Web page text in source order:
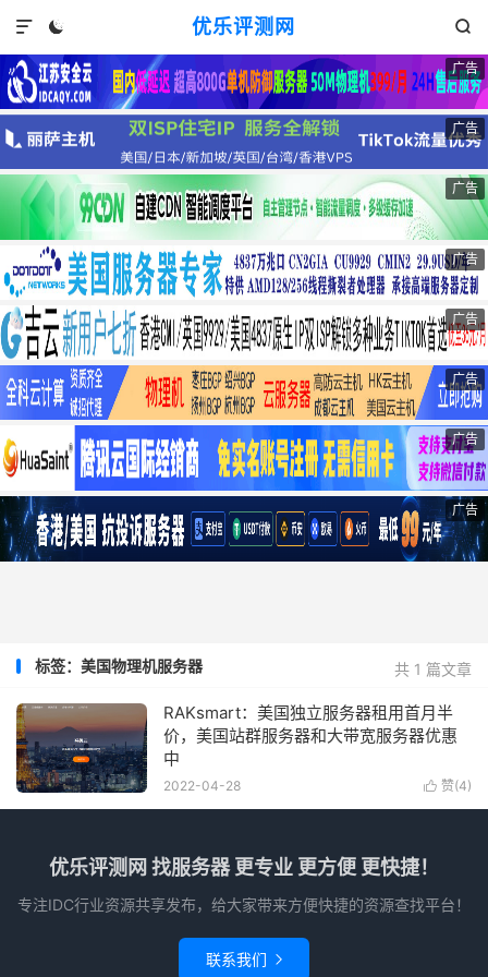
优乐评测网
 

广告
广告
广告
广告
广告
广告
广告
广告
共 1 篇文章
标签：美国物理机服务器
RAKsmart：美国独立服务器租用首月半
价，美国站群服务器和大带宽服务器优惠
中
 赞(4)
2022-04-28
优乐评测网 找服务器 更专业 更方便 更快捷！
专注IDC行业资源共享发布，给大家带来方便快捷的资源查找平台！
联系我们 